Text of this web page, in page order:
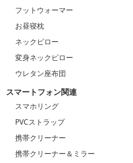
フットウォーマー
お昼寝枕
ネックピロー
変身ネックピロー
ウレタン座布団
スマートフォン関連
スマホリング
PVCストラップ
携帯クリーナー
携帯クリーナー＆ミラー